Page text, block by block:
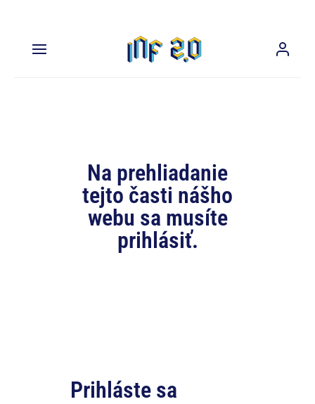
Na prehliadanie
tejto časti nášho
webu sa musíte
prihlásiť.
Prihláste sa